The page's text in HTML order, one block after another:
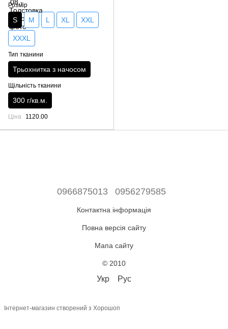
Розмір
S M L XL XXL
XXXL
Тип тканини
Трьохнитка з начосом
Щільність тканини
300 г/кв.м.
Ціна 1120.00
0966875013 0956279585
Контактна інформація
Повна версія сайту
Мапа сайту
© 2010
Укр Рус
Інтернет-магазин створений з Хорошоп